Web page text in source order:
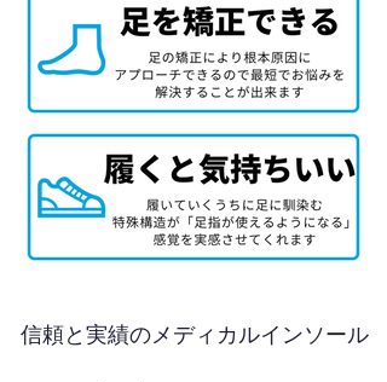
信頼と実績のメディカルインソール